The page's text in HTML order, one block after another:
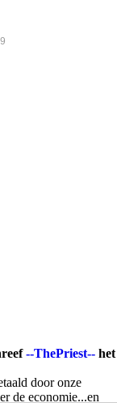
--ThePriest-- het
door onze
de economie...en